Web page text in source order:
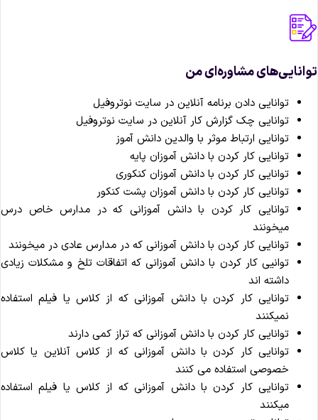
مشاوره‌ای من
توانایی دادن برنامه آنلاین در سایت نوتروفیل
توانایی چک گزارش کار آنلاین در سایت نوتروفیل
توانایی ارتباط موثر با والدین دانش آموز
توانایی کار کردن با دانش آموزان پایه
توانایی کار کردن با دانش آموزان کنکوری
توانایی کار کردن با دانش آموزان پشت کنکور
توانایی کار کردن با دانش آموزانی که در مدارس خاص درس
میخونند
توانایی کار کردن با دانش آموزانی که در مدارس عادی در میخونند
توانیی کار کردن با دانش آموزانی که اتفاقات تلخ و مشکلات زیادی
داشته اند
توانایی کار کردن با دانش آموزانی که از کلاس یا فیلم استفاده
نمیکنند
توانایی کار کردن با دانش آموزانی که تراز کمی دارند
توانایی کار کردن با دانش آموزانی که از کلاس آنلاین یا کلاس
خصوصی استفاده می کنند
توانایی کار کردن با دانش آموزانی که از کلاس یا فیلم استفاده
میکنند